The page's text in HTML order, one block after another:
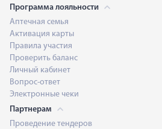
Программа лояльности
Аптечная семья
Активация карты
Правила участия
Проверить баланс
Личный кабинет
Вопрос-ответ
Электронные чеки
Партнерам
Проведение тендеров